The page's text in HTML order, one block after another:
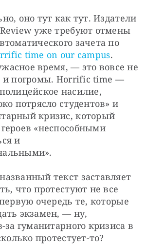
оно тут как тут. Издатели
уже требуют отмены
зачета по
time on our campus.
время, — это вовсе не
и погромы. Horrific time —
насилие,
потрясло студентов» и
кризис, который
«неспособными
и
текст заставляет
что протестуют не все
очередь те, которые
экзамен, — ну,
за гуманитарного кризиса в
протестует-то?